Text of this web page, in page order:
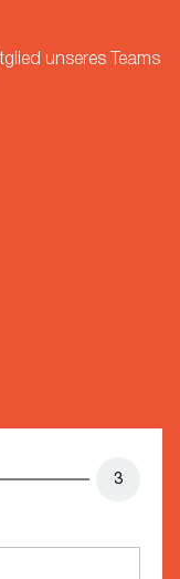
unseres Teams
3